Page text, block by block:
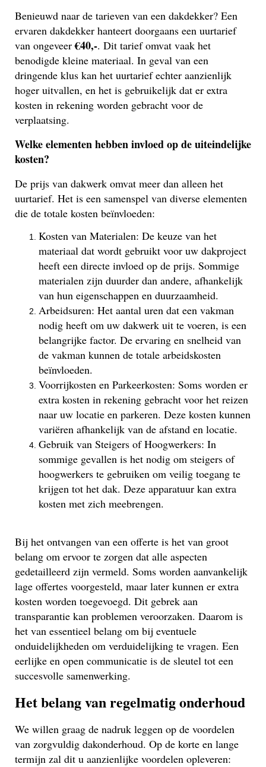
Benieuwd naar de tarieven van een dakdekker? Een
ervaren dakdekker hanteert doorgaans een uurtarief
van ongeveer€40,-. Dit tarief omvat vaak het
benodigde kleine materiaal. In geval van een
dringende klus kan het uurtarief echter aanzienlijk
hoger uitvallen, en het is gebruikelijk dat er extra
kosten in rekening worden gebracht voor de
verplaatsing.
Welke elementen hebben invloed op de uiteindelijke
kosten?
De prijs van dakwerk omvat meer dan alleen het
uurtarief. Het is een samenspel van diverse elementen
die de totale kosten beïnvloeden:
Kosten van Materialen: De keuze van het
materiaal dat wordt gebruikt voor uw dakproject
heeft een directe invloed op de prijs. Sommige
materialen zijn duurder dan andere, afhankelijk
van hun eigenschappen en duurzaamheid.
Arbeidsuren: Het aantal uren dat een vakman
nodig heeft om uw dakwerk uit te voeren, is een
belangrijke factor. De ervaring en snelheid van
de vakman kunnen de totale arbeidskosten
beïnvloeden.
Voorrijkosten en Parkeerkosten: Soms worden er
extra kosten in rekening gebracht voor het reizen
naar uw locatie en parkeren. Deze kosten kunnen
variëren afhankelijk van de afstand en locatie.
Gebruik van Steigers of Hoogwerkers: In
sommige gevallen is het nodig om steigers of
hoogwerkers te gebruiken om veilig toegang te
krijgen tot het dak. Deze apparatuur kan extra
kosten met zich meebrengen.
Bij het ontvangen van een offerte is het van groot
belang om ervoor te zorgen dat alle aspecten
gedetailleerd zijn vermeld. Soms worden aanvankelijk
lage offertes voorgesteld, maar later kunnen er extra
kosten worden toegevoegd. Dit gebrek aan
transparantie kan problemen veroorzaken. Daarom is
het van essentieel belang om bij eventuele
onduidelijkheden om verduidelijking te vragen. Een
eerlijke en open communicatie is de sleutel tot een
succesvolle samenwerking.
Het belang van regelmatig onderhoud
We willen graag de nadruk leggen op de voordelen
van zorgvuldig dakonderhoud. Op de korte en lange
termijn zal dit u aanzienlijke voordelen opleveren: